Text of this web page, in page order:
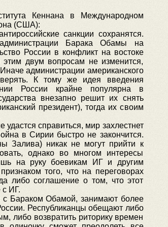
Кеннана в Международном
(США):
санкции сохранятся.
Барака Обамы на
России в конфликт на востоке
двум вопросам не изменится,
администрации американского
К тому же идея введения
России крайне популярна в
внезапно решит их снять
президент), тогда их своим
справиться, мир захлестнет
в Сирии быстро не закончится.
Залива) никак не могут прийти к
однако во многом интересы
на руку боевикам ИГ и другим
того, что на переговорах
либо соглашение о том, что этот
с ИГ.
с Бараком Обамой, занимают более
Республиканцы обещают либо
либо возвратить риторику времен